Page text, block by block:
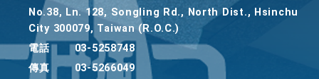
No.38, Ln. 128, Songling Rd., North Dist., Hsinchu
City 300079, Taiwan (R.O.C.)
電話
03-5258748
傳真
03-5266049